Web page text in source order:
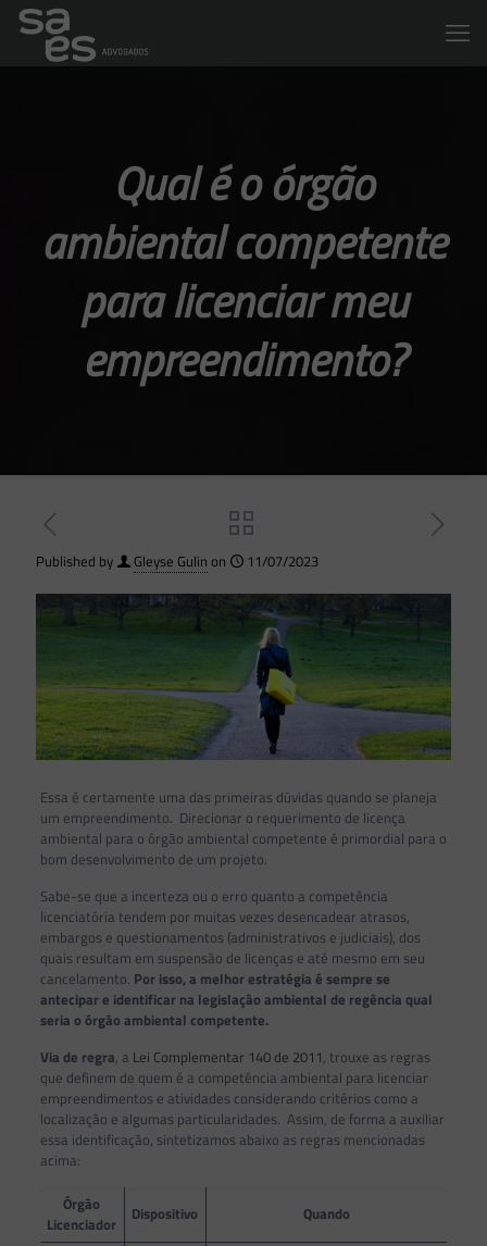
Qual é o órgão
ambiental competente
para licenciar meu
empreendimento?
Published by Gleyse Gulin on 11/07/2023
Essa é certamente uma das primeiras dúvidas quando se planeja
um empreendimento. Direcionar o requerimento de licença
ambiental para o órgão ambiental competente é primordial para o
bom desenvolvimento de um projeto.
Sabe-se que a incerteza ou o erro quanto a competência
licenciatória tendem por muitas vezes desencadear atrasos,
embargos e questionamentos (administrativos e judiciais), dos
quais resultam em suspensão de licenças e até mesmo em seu
cancelamento. Por isso, a melhor estratégia é sempre se
antecipar e identificar na legislação ambiental de regência qual
seria o órgão ambiental competente.
Via de regra, a Lei Complementar 140 de 2011, trouxe as regras
que definem de quem é a competência ambiental para licenciar
empreendimentos e atividades considerando critérios como a
localização e algumas particularidades. Assim, de forma a auxiliar
essa identificação, sintetizamos abaixo as regras mencionadas
acima:
Órgão
Licenciador
Dispositivo Quando